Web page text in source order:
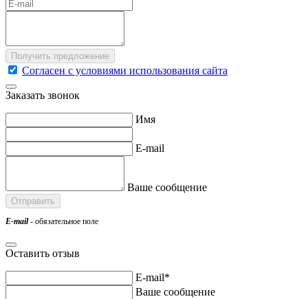
Согласен с условиями использования сайта
Заказать звонок
Имя
E-mail
Ваше сообщение
E-mail- обязательное поле
Оставить отзыв
E-mail*
Ваше сообщение